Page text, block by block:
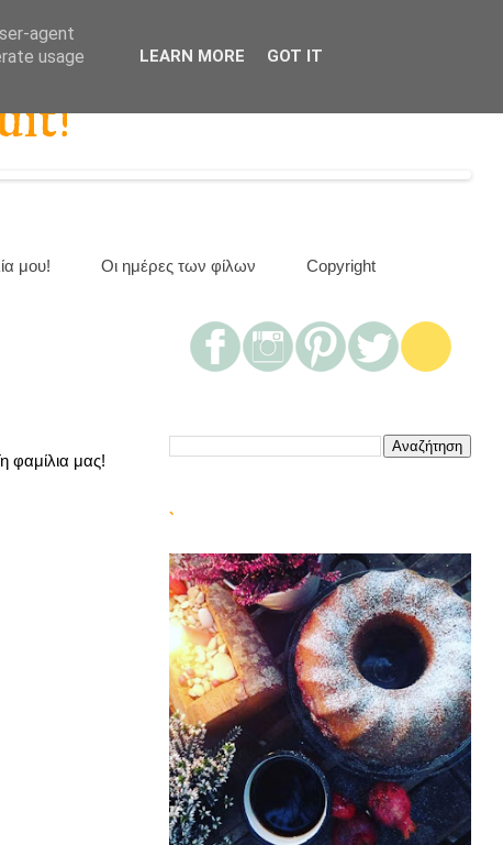
μου! Οι ημέρες των φίλων Copyright
φαμίλια μας!
`
agent
usage
LEARN MORE GOT IT